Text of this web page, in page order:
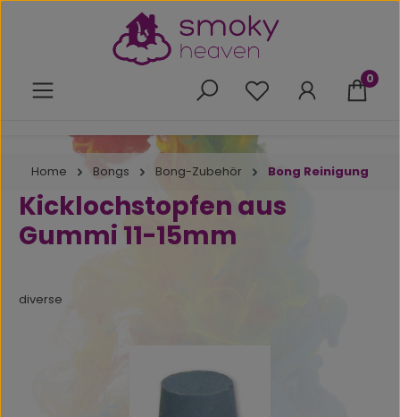
Zum Hauptinhalt springen
Du hast 0 Produkte
0
Home Bongs Bong-Zubehör Bong Reinigung
Kicklochstopfen aus
Gummi 11-15mm
diverse